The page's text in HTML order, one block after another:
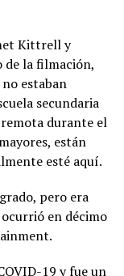
Kittrell y
de la filmación,
estaban
secundaria
durante el
están
esté aquí.
pero era
en décimo
19 y fue un